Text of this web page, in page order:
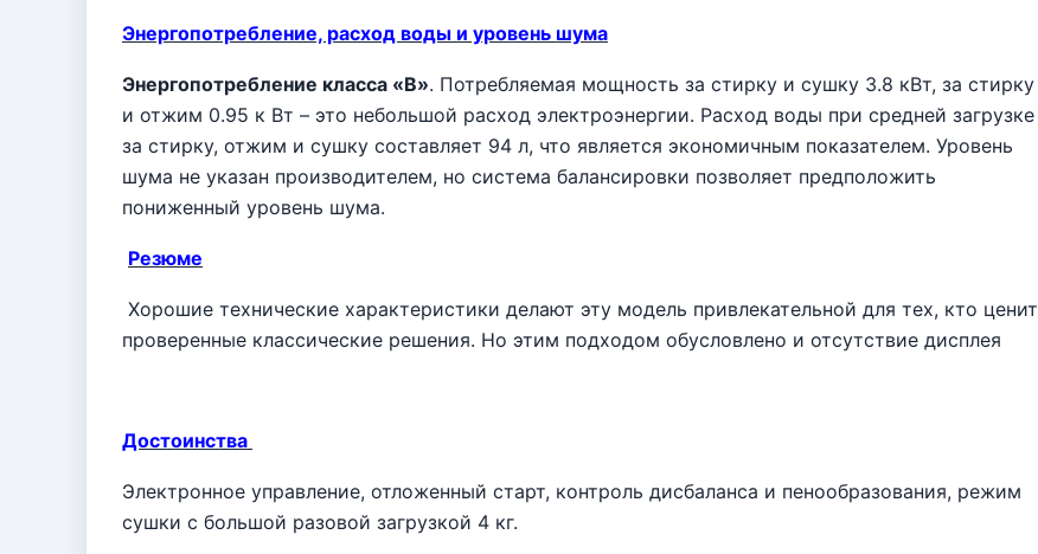
Энергопотребление, расход воды и уровень шума
Энергопотребление класса «В». Потребляемая мощность за стирку и сушку 3.8 кВт, за стирку
и отжим 0.95 к Вт – это небольшой расход электроэнергии. Расход воды при средней загрузке
за стирку, отжим и сушку составляет 94 л, что является экономичным показателем. Уровень
шума не указан производителем, но система балансировки позволяет предположить
пониженный уровень шума.
Резюме
Хорошие технические характеристики делают эту модель привлекательной для тех, кто ценит
проверенные классические решения. Но этим подходом обусловлено и отсутствие дисплея
Достоинства
Электронное управление, отложенный старт, контроль дисбаланса и пенообразования, режим
сушки с большой разовой загрузкой 4 кг.